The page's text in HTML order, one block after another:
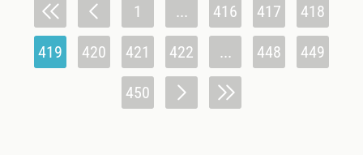
1 ... 416 417 418
419 420 421 422 ... 448 449
450